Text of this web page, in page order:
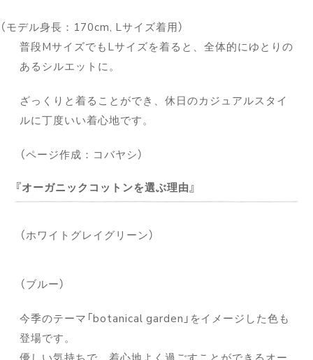
（モデル身長：170cm, Lサイズ着用）
普段MサイズでもLサイズを着ると、全体的にゆとりの
あるシルエットに。
ざっくりと着ることができ、休日のカジュアルスタイ
ルに丁度いい着心地です。
（ページ作成：コバヤシ）
オーガニックコットンを選ぶ理由
（ホワイトグレイグリーン）
（ブルー）
今季のテーマ「botanical garden」をイメージした色も
登場です。
優しい気持ちで、着心地よく過ごすことができるオー